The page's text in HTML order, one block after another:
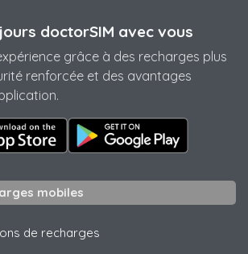
doctorSIM avec vous
grâce à des recharges plus
renforcée et des avantages
mobiles
de recharges